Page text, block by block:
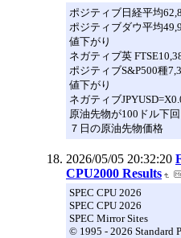
ポジティブ日経平均
ポジティブダウ平均
値下がり
ネガティブ英
ポジティブS&P500種
値下がり
ネガティブ
原油先物が100ドル下
７日の原油先物価格
2026/05/05 20:32:20
CPU2000 Results
SPEC CPU 2026
SPEC CPU 2026
SPEC Mirror Sites
© 1995 - 2026 Standard